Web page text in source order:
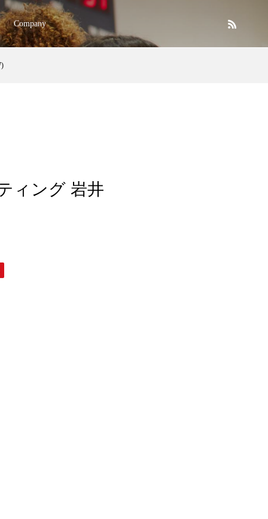
Company
ィング 岩井